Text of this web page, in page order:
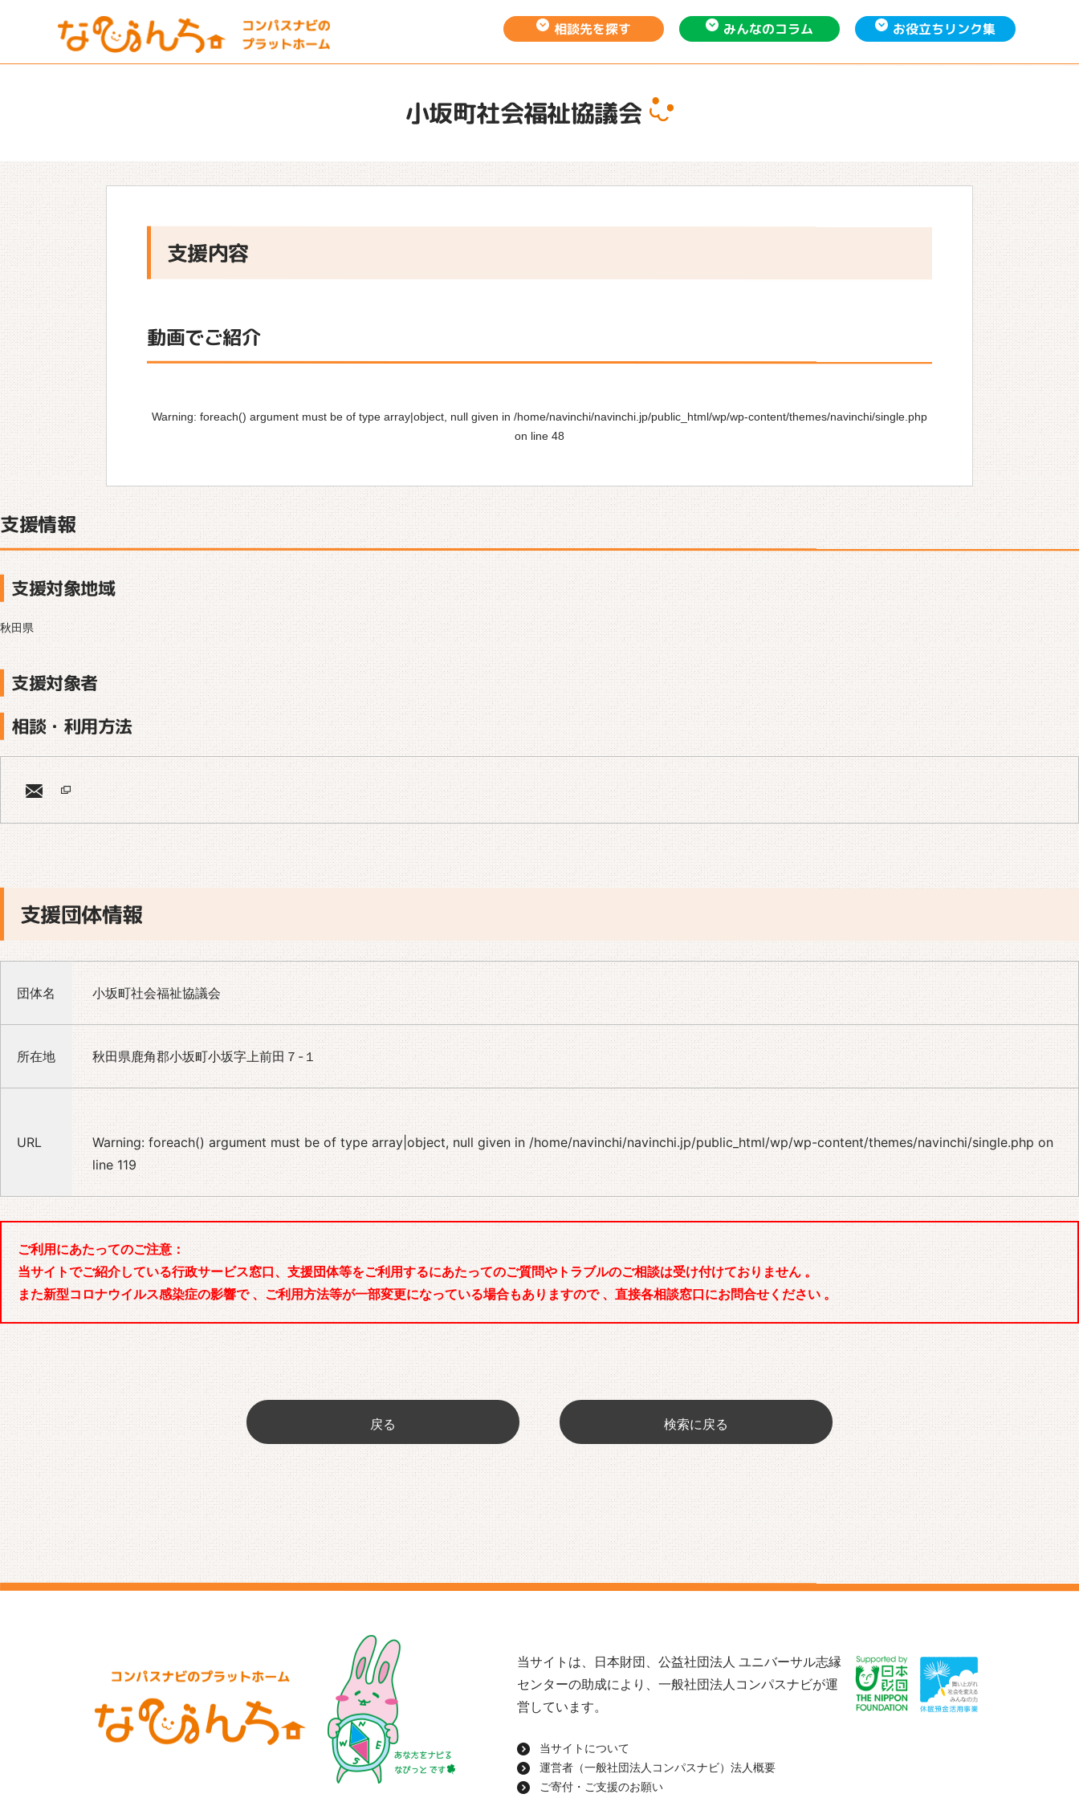
相談先を探す みんなのコラム お役立ちリンク集
小坂町社会福祉協議会
支援内容
動画でご紹介
Warning: foreach() argument must be of type array|object, null given in /home/navinchi/navinchi.jp/public_html/wp/wp-content/themes/navinchi/single.php
on line 48
支援情報
支援対象地域
秋田県
支援対象者
相談・利用方法
支援団体情報
団体名 小坂町社会福祉協議会
所在地 秋田県鹿角郡小坂町小坂字上前田７-１
URL Warning: foreach() argument must be of type array|object, null given in/home/navinchi/navinchi.jp/public_html/wp/wp-content/themes/navinchi/single.php on
line119
ご利用にあたってのご注意：
当サイトでご紹介している行政サービス窓口、支援団体等をご利用するにあたってのご質問やトラブルのご相談は受け付けておりません 。
また新型コロナウイルス感染症の影響で 、ご利用方法等が一部変更になっている場合もありますので 、直接各相談窓口にお問合せください 。
戻る 検索に戻る
当サイトは、日本財団、公益社団法人 ユニバーサル志縁
センターの助成により、一般社団法人コンパスナビが運
営しています。
当サイトについて
運営者（一般社団法人コンパスナビ）法人概要
ご寄付・ご支援のお願い